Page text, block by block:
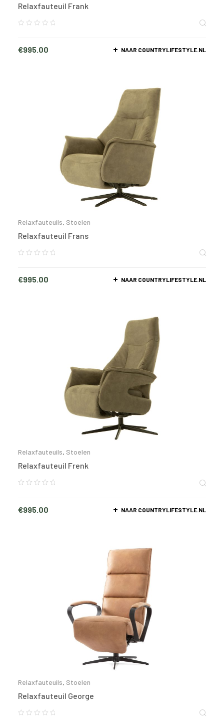
Relaxfauteuil Frank
€995.00 NAAR COUNTRYLIFESTYLE.NL
Relaxfauteuils, Stoelen
Relaxfauteuil Frans
€995.00 NAAR COUNTRYLIFESTYLE.NL
Relaxfauteuils, Stoelen
Relaxfauteuil Frenk
€995.00 NAAR COUNTRYLIFESTYLE.NL
Relaxfauteuils, Stoelen
Relaxfauteuil George